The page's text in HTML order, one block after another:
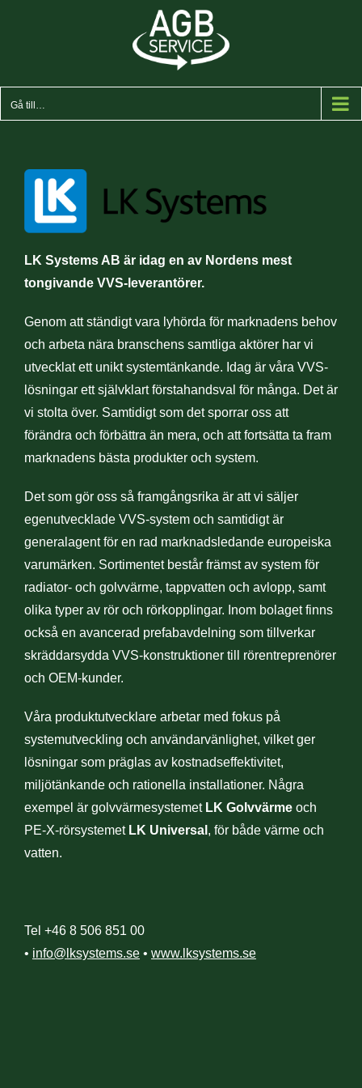
Gå till…
LK Systems AB är idag en av Nordens mest
tongivande VVS-leverantörer.
Genom att ständigt vara lyhörda för marknadens behov
och arbeta nära branschens samtliga aktörer har vi
utvecklat ett unikt systemtänkande. Idag är våra VVS-
lösningar ett självklart förstahandsval för många. Det är
vi stolta över. Samtidigt som det sporrar oss att
förändra och förbättra än mera, och att fortsätta ta fram
marknadens bästa produkter och system.
Det som gör oss så framgångsrika är att vi säljer
egenutvecklade VVS-system och samtidigt är
generalagent för en rad marknadsledande europeiska
varumärken. Sortimentet består främst av system för
radiator- och golvvärme, tappvatten och avlopp, samt
olika typer av rör och rörkopplingar. Inom bolaget finns
också en avancerad prefabavdelning som tillverkar
skräddarsydda VVS-konstruktioner till rörentreprenörer
och OEM-kunder.
Våra produktutvecklare arbetar med fokus på
systemutveckling och användarvänlighet, vilket ger
lösningar som präglas av kostnadseffektivitet,
miljötänkande och rationella installationer. Några
exempel är golvvärmesystemet LK Golvvärmeoch
PE-X-rörsystemet LK Universal , för både värme och
vatten.
Tel +46 8 506 851 00
• info@lksystems.se• www.lksystems.se